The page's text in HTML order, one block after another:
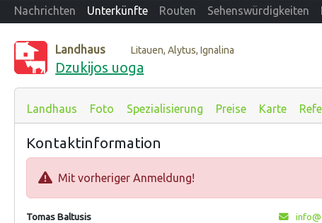
Nachrichten Unterkünfte Routen Sehenswürdigkeiten
Landhaus Litauen, Alytus, Ignalina
Dzukijos uoga
Landhaus Foto Spezialisierung Preise Karte
Kontaktinformation
Mit vorheriger Anmeldung!
Tomas Baltusis